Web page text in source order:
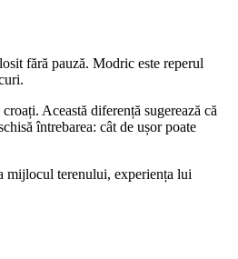
fără pauză. Modric este reperul
Această diferență sugerează că
întrebarea: cât de ușor poate
mijlocul terenului, experiența lui